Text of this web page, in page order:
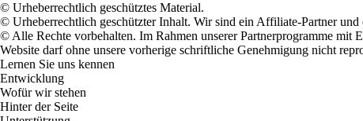
© Urheberrechtlich geschütztes Material.
© Urheberrechtlich geschützter Inhalt. Wir sind ein Affiliate-Partner und
© Alle Rechte vorbehalten. Im Rahmen unserer Partnerprogramme mit
Website darf ohne unsere vorherige schriftliche Genehmigung nicht
Lernen Sie uns kennen
Entwicklung
Wofür wir stehen
Hinter der Seite